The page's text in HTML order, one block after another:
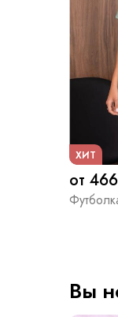
ХИТ
от
Вы